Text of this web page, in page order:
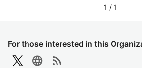
For those interested in this
language rss_feed
1 / 1